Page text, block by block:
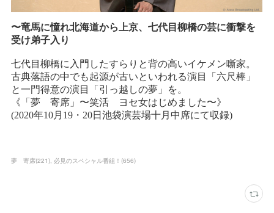
夢 寄席(221) 必見のスペシャル番組！ (656)